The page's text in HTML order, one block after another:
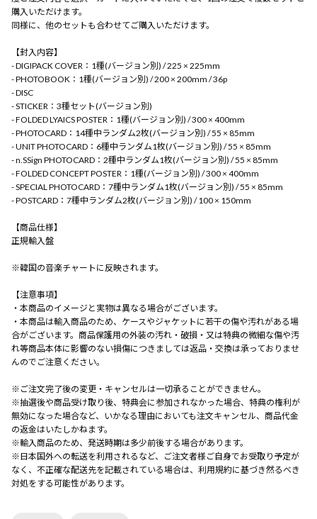
購入いただけます。
同様に、他のセットも合わせてご購入いただけます。
【封入内容】
- DIGIPACK COVER：1種(バージョン別) / 225 × 225mm
- PHOTOBOOK：1種(バージョン別) / 200 × 200mm / 36p
- DISC
- STICKER：3種セット(バージョン別)
- FOLDED LYAICS POSTER：1種(バージョン別) / 300 × 400mm
- PHOTOCARD：14種中ランダム2枚(バージョン別) / 55 × 85mm
- UNIT PHOTOCARD：6種中ランダム1枚(バージョン別) / 55 × 85mm
- n.SSign PHOTOCARD：2種中ランダム1枚(バージョン別) / 55 × 85mm
- FOLDED CONCEPT POSTER：1種(バージョン別) / 300 × 400mm
- SPECIAL PHOTOCARD：7種中ランダム1枚(バージョン別) / 55 × 85mm
- POSTCARD：7種中ランダム2枚(バージョン別) / 100 × 150mm
【商品仕様】
正規輸入盤
※韓国の音楽チャートに反映されます。
【注意事項】
・本商品のイメージと実物は異なる場合がございます。
・本商品は輸入商品のため、ケースやジャケットに若干の傷や汚れがある場
合がございます。商品保護用の外装の汚れ・破損・又は特典の微細な傷や汚
れ等商品本体に影響のない損傷につきましては返品・交換は承っておりませ
んのでご注意ください。
※ご注文完了後の変更・キャンセルは一切承ることができません。
※抽選後や商品受け取り後、特典会に参加されなかった場合、特典の権利が
無効になった場合など、いかなる理由においても注文キャンセル、商品代金
の返金はいたしかねます。
※輸入商品のため、発送時期は多少前後する場合があります。
※日本国外への転送を利用されるなど、ご注文者様ご自身でお受取り予定が
なく、不正確な配送先を記載されている場合は、利用規約に基づき然るべき
対処をする可能性があります。